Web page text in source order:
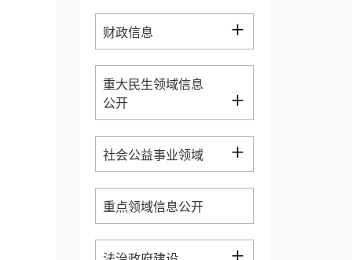
财政信息 +
重大民生领域信息
公开
+
社会公益事业领域 +
重点领域信息公开